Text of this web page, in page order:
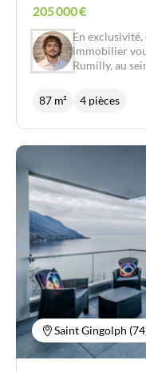
205 000€
En
immobilier
Rumilly, au
87m²,
indépendants
nécessaires
chaude, bac à
bien se trouve
commerces et
il est à 25
bien
souhaitant
ville ou à un
rentabilité. Il dispose également d'une grande cave
privative, idéale
Emplacement
conserver la
espaces
87 m² 4 pièces
Saint Gingolph